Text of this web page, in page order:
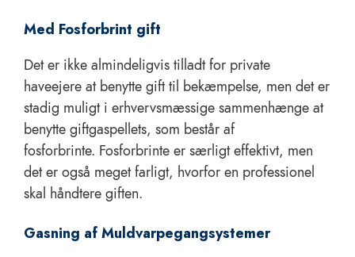
Med Fosforbrint gift
Det er ikke almindeligvis tilladt for private
haveejere at benytte gift til bekæmpelse, men det er
stadig muligt i erhvervsmæssige sammenhænge at
benytte giftgaspellets, som består af
fosforbrinte. Fosforbrinte er særligt effektivt, men
det er også meget farligt, hvorfor en professionel
skal håndtere giften.
Gasning af Muldvarpegangsystemer